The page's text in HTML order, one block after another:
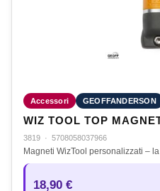
Accessori GEOFFANDERSON
WIZ TOOL TOP
3819 · 5708058037966
Magneti WizTool personalizzati –
18,90 €